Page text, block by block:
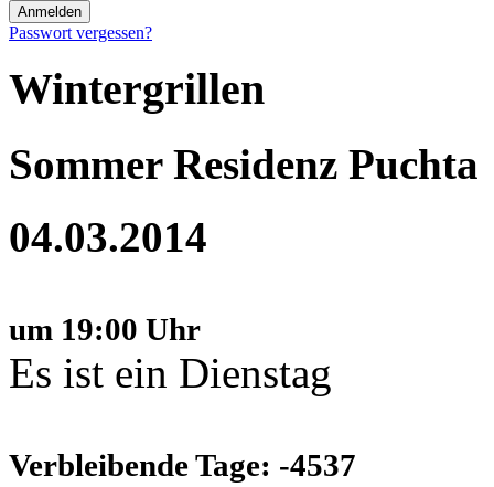
Passwort vergessen?
Wintergrillen
Sommer Residenz Puchta
04.03.2014
um 19:00 Uhr
Es ist ein Dienstag
Verbleibende Tage: -4537